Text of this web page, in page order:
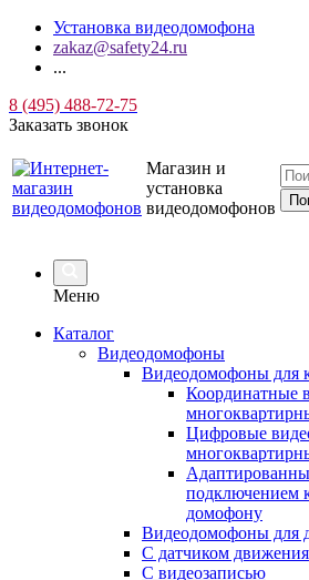
Установка видеодомофона
zakaz@safety24.ru
...
8 (495) 488-72-75
Заказать звонок
Магазин и
установка
видеодомофонов
Меню
Каталог
Видеодомофоны
Видеодомофоны для
Координатные
Цифровые
подключением
домофону
Видеодомофоны для
С датчиком движения
С видеозаписью